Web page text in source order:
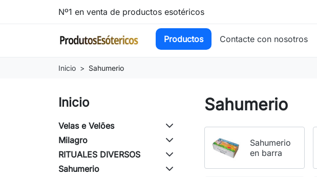
Nº1 en venta de productos esotéricos
Productos Contacte con nosotros
Inicio Sahumerio
Inicio
Velas e Velões
Milagro
RITUALES DIVERSOS
Sahumerio
Sahumerio
Sahumerio
en barra